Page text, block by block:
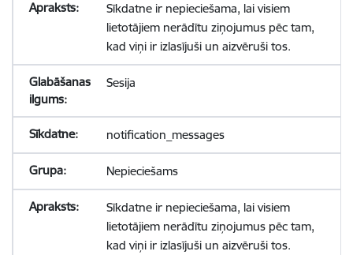
Sīkdatne ir nepieciešama, lai visiem
lietotājiem nerādītu ziņojumus pēc tam,
kad viņi ir izlasījuši un aizvēruši tos.
Sesija
notification_messages
Nepieciešams
Sīkdatne ir nepieciešama, lai visiem
lietotājiem nerādītu ziņojumus pēc tam,
kad viņi ir izlasījuši un aizvēruši tos.